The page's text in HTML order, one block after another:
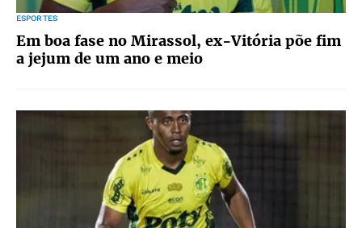
ESPORTES
Em boa fase no Mirassol, ex-Vitória põe fim
a jejum de um ano e meio